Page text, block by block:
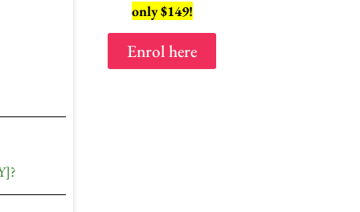
only $149!
Enrol here